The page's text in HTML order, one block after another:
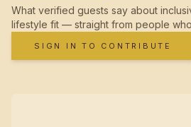
What verified guests say about
lifestyle fit — straight from people
SIGN IN TO CONTRIBUTE